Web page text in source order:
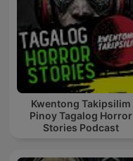
Kwentong Takipsilim
Pinoy Tagalog Horror
Stories Podcast